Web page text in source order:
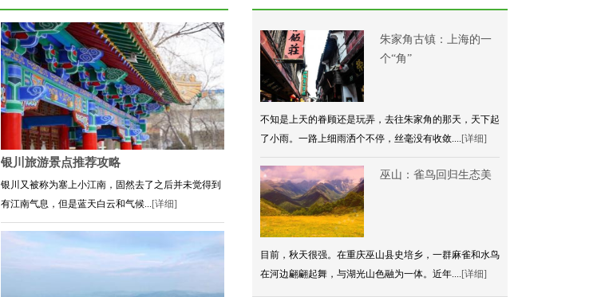
银川旅游景点推荐攻略
银川又被称为塞上小江南，固然去了之后并未觉得到
有江南气息，但是蓝天白云和气候... [详细]
朱家角古镇：上海的一
个“角”
不知是上天的眷顾还是玩弄，去往朱家角的那天，天下起
了小雨。一路上细雨洒个不停，丝毫没有收敛.... [详细]
巫山：雀鸟回归生态美
目前，秋天很强。在重庆巫山县史培乡，一群麻雀和水鸟
在河边翩翩起舞，与湖光山色融为一体。近年.... [详细]